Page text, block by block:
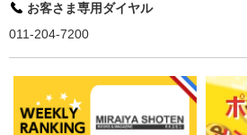
お客さま専用ダイヤル
011-204-7200